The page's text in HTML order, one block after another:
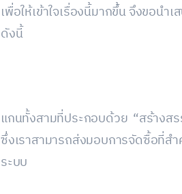
เพื่อให้เข้าใจเรื่องนี้มากขึ้น จึงขอน
ดังนี้
แกนทั้งสามที่ประกอบด้วย “สร้างสร
ซึ่งเราสามารถส่งมอบการจัดซื้อที่ส
ระบบ